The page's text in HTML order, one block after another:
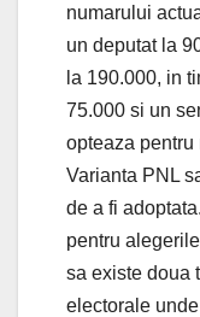
numarului
un deputat la
la 190.000, in
75.000 si un
opteaza pentru
Varianta PNL
de a fi
pentru
sa existe doua
electorale